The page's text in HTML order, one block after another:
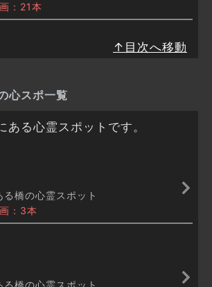
：21本
↑目次へ移動
心スポ一覧
ある心霊スポットです。
橋の心霊スポット
：3本